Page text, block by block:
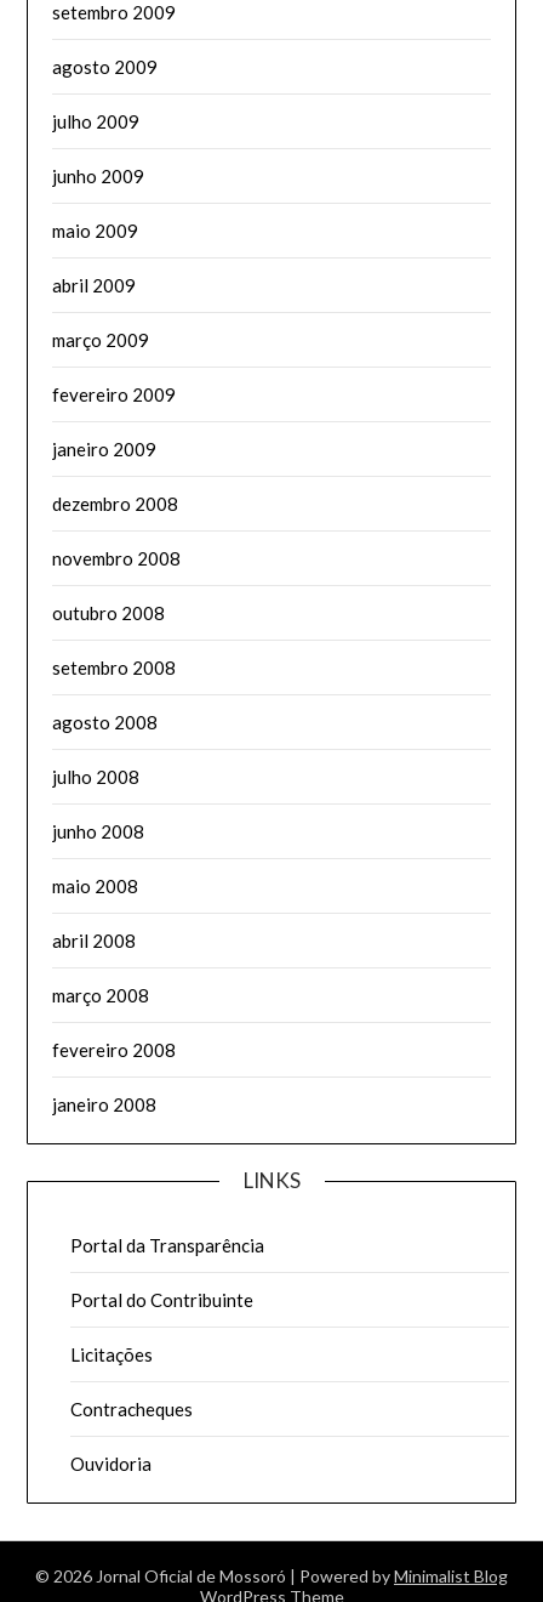
setembro 2009
agosto 2009
julho 2009
junho 2009
maio 2009
abril 2009
março 2009
fevereiro 2009
janeiro 2009
dezembro 2008
novembro 2008
outubro 2008
setembro 2008
agosto 2008
julho 2008
junho 2008
maio 2008
abril 2008
março 2008
fevereiro 2008
janeiro 2008
LINKS
Portal da Transparência
Portal do Contribuinte
Licitações
Contracheques
Ouvidoria
© 2026 Jornal Oficial de Mossoró | Powered byMinimalist Blog
WordPress Theme